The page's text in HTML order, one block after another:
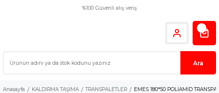
%100 Güvenli alış veriş
Ara
Anasayfa KALDIRMA TAŞIMA TRANSPALETLER EMES 180*50 POLİAMİD